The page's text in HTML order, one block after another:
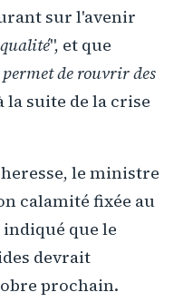
sur l'avenir
", et que
de rouvrir des
la suite de la crise
le ministre
calamité fixée au
que le
devrait
prochain.